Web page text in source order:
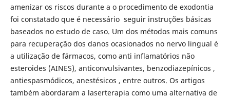
amenizar os riscos durante a o procedimento de exodontia
foi constatado que é necessário seguir instruções básicas
baseados no estudo de caso. Um dos métodos mais comuns
para recuperação dos danos ocasionados no nervo lingual é
a utilização de fármacos, como anti inflamatórios não
esteroides (AINES), anticonvulsivantes, benzodiazepínicos ,
antiespasmódicos, anestésicos , entre outros. Os artigos
também abordaram a laserterapia como uma alternativa de